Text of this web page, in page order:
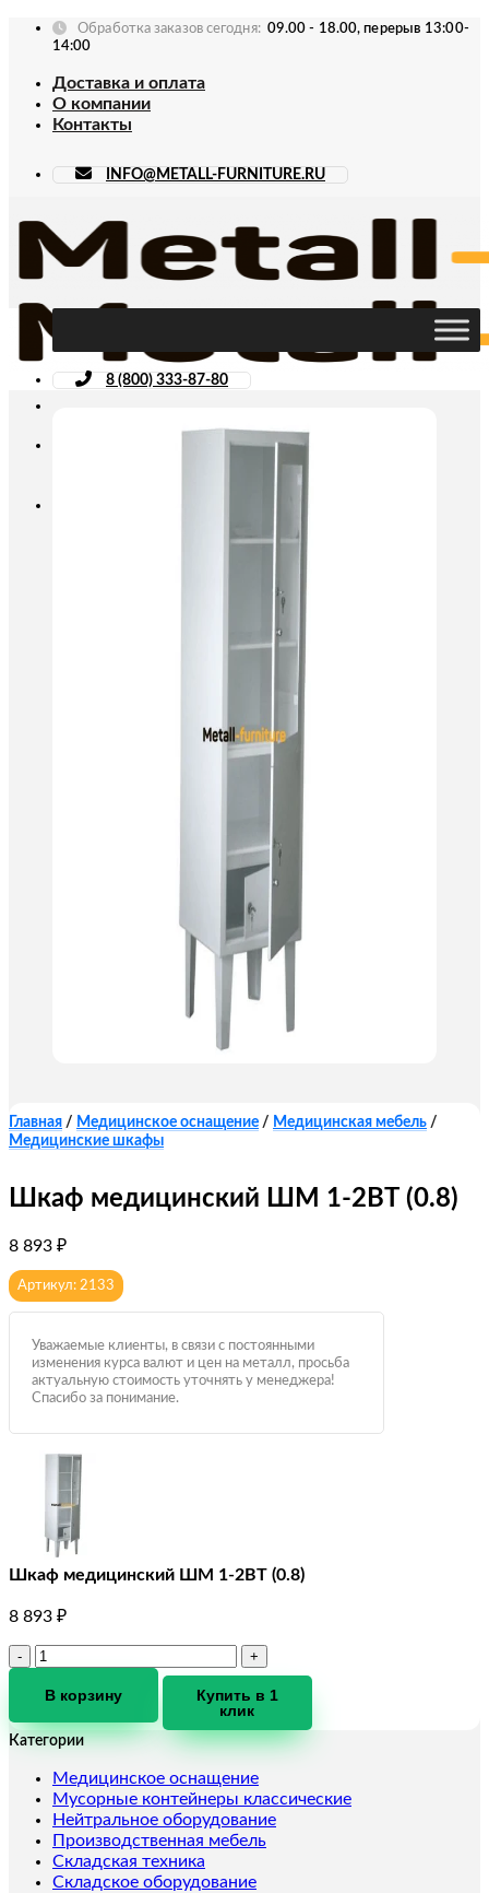
Skip
Обработка заказов сегодня: 09.00 - 18.00, перерыв 13:00-
14:00
Доставка и оплата
О компании
Контакты
INFO@METALL-FURNITURE.RU
8 (800) 333-87-80
Главная / Медицинское оснащение / Медицинская мебель /
Медицинские шкафы
Шкаф медицинский ШМ 1-2ВТ (0.8)
8 893 ₽
Артикул: 2133
Уважаемые клиенты, в связи с постоянными
изменения курса валют и цен на металл, просьба
актуальную стоимость уточнять у менеджера!
Спасибо за понимание.
Шкаф медицинский ШМ 1-2ВТ (0.8)
8 893 ₽
Количество
Шкаф
ШМ
2ВТ
(0.8)
В корзину
Купить в 1
клик
Категории
Медицинское оснащение
Мусорные контейнеры классические
Нейтральное оборудование
Производственная мебель
Складская техника
Складское оборудование